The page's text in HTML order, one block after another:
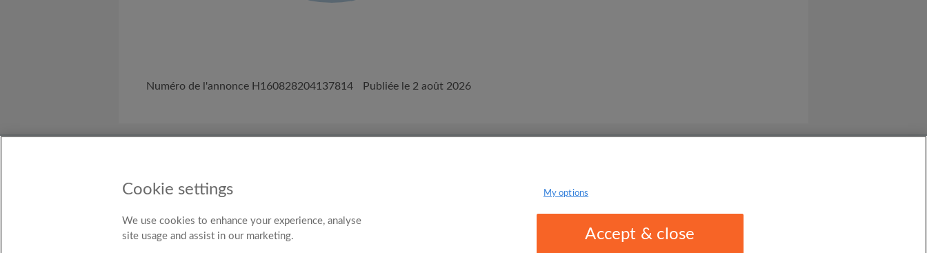
Numéro de l'annonce H160828204137814 Publiée le 2 août 2026
Pays
Cookie settings
We use cookies to enhance your experience, analyse
site usage and assist in our marketing.
My options
Accept & close